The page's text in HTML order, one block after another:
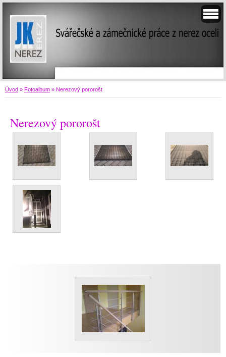
Úvod » Fotoalbum » Nerezový pororošt
Nerezový pororošt